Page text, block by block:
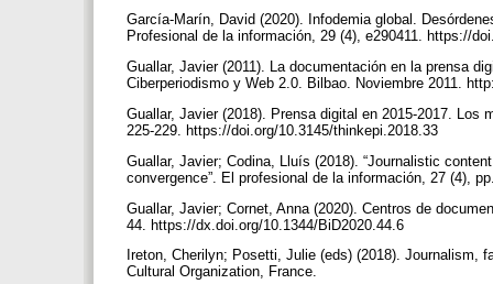
García-Marín, David (2020). Infodemia global.
Profesional de la información, 29 (4), e290411. https://
Guallar, Javier (2011). La documentación en la prensa
Ciberperiodismo y Web 2.0. Bilbao. Noviembre 2011.
Guallar, Javier (2018). Prensa digital en 2015-2017.
225-229. https://doi.org/10.3145/thinkepi.2018.33
Guallar, Javier; Codina, Lluís (2018). “Journalistic
convergence”. El profesional de la información, 27 (4),
Guallar, Javier; Cornet, Anna (2020). Centros de
44. https://dx.doi.org/10.1344/BiD2020.44.6
Ireton, Cherilyn; Posetti, Julie (eds) (2018).
Cultural Organization, France.